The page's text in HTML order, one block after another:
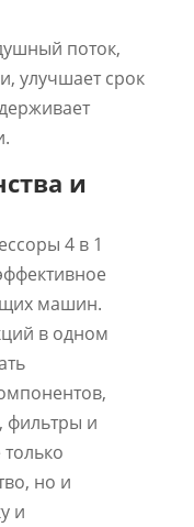
поток,
улучшает срок
и
4 в 1
машин.
в одном
фильтры и
но и
и